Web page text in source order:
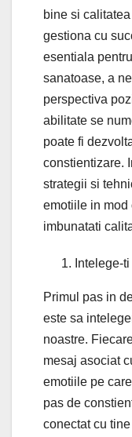
bine si
gestiona cu
esentiala
sanatoase, a
perspectiva
abilitate se
poate fi
constientizare.
strategii si
emotiile in mod
imbunatati
Intelege-
Primul pas in
este sa
noastre.
mesaj asociat
emotiile pe
pas de
conectat cu